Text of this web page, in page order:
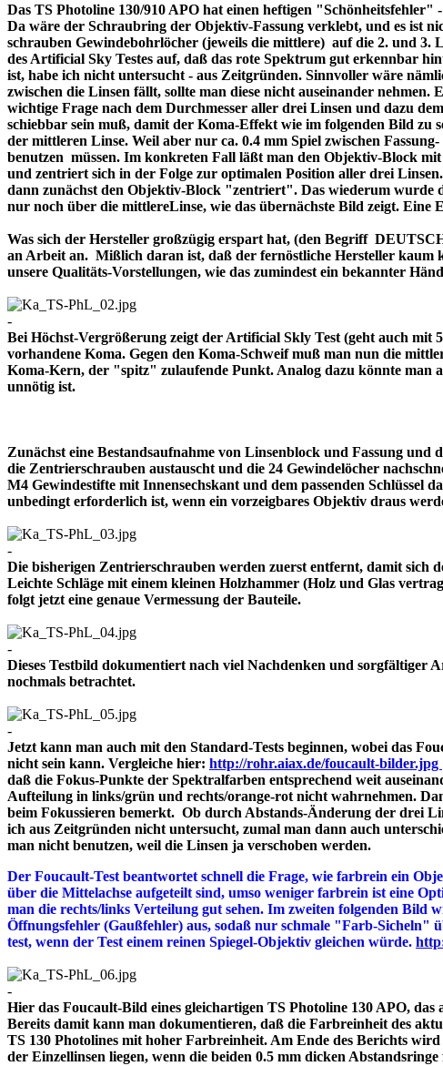
Das TS Photoline 130/910 APO hat einen heftigen
Da wäre der Schraubring der Objektiv-Fassung verklebt, und es ist
schrauben Gewindebohrlöcher (jeweils die mittlere) auf die 2. und
des Artificial Sky Testes auf, daß das rote Spektrum gut erkennbar
ist, habe ich nicht untersucht - aus Zeitgründen. Sinnvoller wäre
zwischen die Linsen fällt, sollte man diese nicht auseinander
wichtige Frage nach dem Durchmesser aller drei Linsen und dazu
schiebbar sein muß, damit der Koma-Effekt wie im folgenden Bild
der mittleren Linse. Weil aber nur ca. 0.4 mm Spiel zwischen
benutzen müssen. Im konkreten Fall läßt man den Objektiv-Block
und zentriert sich in der Folge zur optimalen Position aller drei
dann zunächst den Objektiv-Block "zentriert". Das wiederum
nur noch über die mittlereLinse, wie das übernächste Bild zeigt.
Was sich der Hersteller großzügig erspart hat, (den Begriff
an Arbeit an. Mißlich daran ist, daß der fernöstliche Hersteller
unsere Qualitäts-Vorstellungen, wie das zumindest ein bekannter
-
Bei Höchst-Vergrößerung zeigt der Artificial Skly Test (geht auch mit
vorhandene Koma. Gegen den Koma-Schweif muß man nun die
Koma-Kern, der "spitz" zulaufende Punkt. Analog dazu könnte man
unnötig ist.
Zunächst eine Bestandsaufnahme von Linsenblock und Fassung
die Zentrierschrauben austauscht und die 24 Gewindelöcher
M4 Gewindestifte mit Innensechskant und dem passenden Schlüssel
unbedingt erforderlich ist, wenn ein vorzeigbares Objektiv draus
-
Die bisherigen Zentrierschrauben werden zuerst entfernt, damit sich
Leichte Schläge mit einem kleinen Holzhammer (Holz und Glas
folgt jetzt eine genaue Vermessung der Bauteile.
-
Dieses Testbild dokumentiert nach viel Nachdenken und sorgfältiger
nochmals betrachtet.
-
Jetzt kann man auch mit den Standard-Tests beginnen, wobei das
nicht sein kann. Vergleiche hier: http://rohr.aiax.de/foucault-bilder.jpg
daß die Fokus-Punkte der Spektralfarben entsprechend weit
Aufteilung in links/grün und rechts/orange-rot nicht wahrnehmen.
beim Fokussieren bemerkt. Ob durch Abstands-Änderung der drei
ich aus Zeitgründen nicht untersucht, zumal man dann auch
man nicht benutzen, weil die Linsen ja verschoben werden.
Der Foucault-Test beantwortet schnell die Frage, wie farbrein ein
über die Mittelachse aufgeteilt sind, umso weniger farbrein ist eine
man die rechts/links Verteilung gut sehen. Im zweiten folgenden Bild
Öffnungsfehler (Gaußfehler) aus, sodaß nur schmale "Farb-Sicheln"
test, wenn der Test einem reinen Spiegel-Objektiv gleichen würde.
-
Hier das Foucault-Bild eines gleichartigen TS Photoline 130 APO,
Bereits damit kann man dokumentieren, daß die Farbreinheit des
TS 130 Photolines mit hoher Farbreinheit. Am Ende des Berichts
der Einzellinsen liegen, wenn die beiden 0.5 mm dicken